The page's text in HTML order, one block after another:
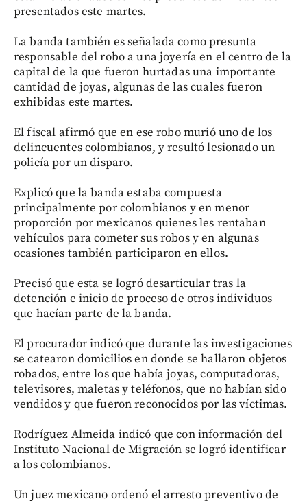
presentados este martes.
La banda también es señalada como presunta
responsable del robo a una joyería en el centro de la
capital de la que fueron hurtadas una importante
cantidad de joyas, algunas de las cuales fueron
exhibidas este martes.
El fiscal afirmó que en ese robo murió uno de los
delincuentes colombianos, y resultó lesionado un
policía por un disparo.
Explicó que la banda estaba compuesta
principalmente por colombianos y en menor
proporción por mexicanos quienes les rentaban
vehículos para cometer sus robos y en algunas
ocasiones también participaron en ellos.
Precisó que esta se logró desarticular tras la
detención e inicio de proceso de otros individuos
que hacían parte de la banda.
El procurador indicó que durante las investigaciones
se catearon domicilios en donde se hallaron objetos
robados, entre los que había joyas, computadoras,
televisores, maletas y teléfonos, que no habían sido
vendidos y que fueron reconocidos por las víctimas.
Rodríguez Almeida indicó que con información del
Instituto Nacional de Migración se logró identificar
a los colombianos.
Un juez mexicano ordenó el arresto preventivo de